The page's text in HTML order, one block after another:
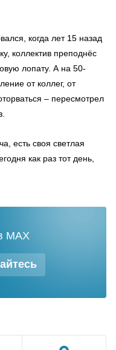
когда лет 15 назад
коллектив преподнёс
лопату. А на 50-
от коллег, от
– пересмотрел
есть своя светлая
как раз тот день,
MAX